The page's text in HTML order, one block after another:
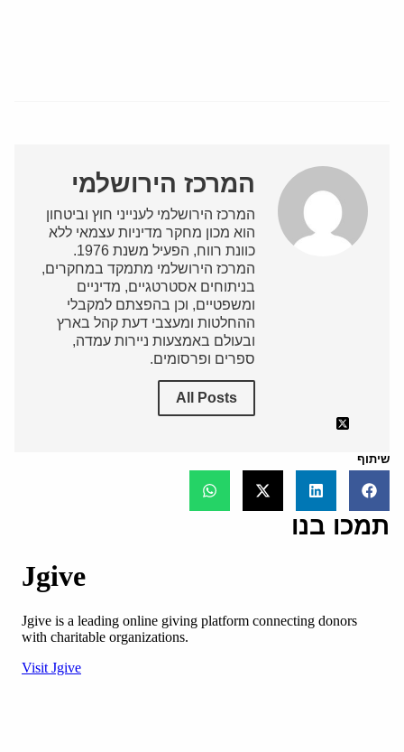
המרכז הירושלמי
המרכז הירושלמי לענייני חוץ וביטחון
הוא מכון מחקר מדיניות עצמאי ללא
כוונת רווח, הפעיל משנת 1976.
המרכז הירושלמי מתמקד במחקרים,
בניתוחים אסטרטגיים, מדיניים
ומשפטיים, וכן בהפצתם למקבלי
ההחלטות ומעצבי דעת קהל בארץ
ובעולם באמצעות ניירות עמדה,
ספרים ופרסומים.
All Posts
שיתוף
תמכו בנו